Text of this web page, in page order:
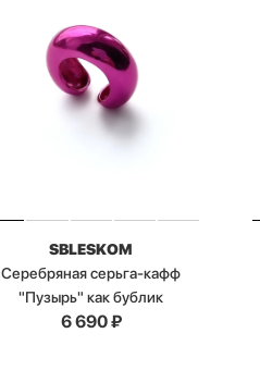
SBLESKOM
Серебряная серьга-кафф
"Пузырь" как бублик
6 690₽